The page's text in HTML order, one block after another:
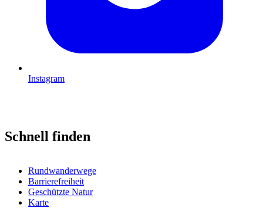
Instagram
Schnell finden
Rundwanderwege
Barrierefreiheit
Geschützte Natur
Karte